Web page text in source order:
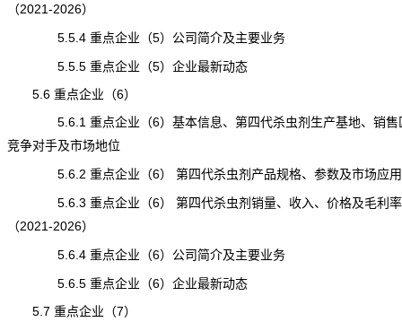
（2021-2026）
5.5.4 重点企业（5）公司简介及主要业务
5.5.5 重点企业（5）企业最新动态
5.6 重点企业（6）
5.6.1 重点企业（6）基本信息、第四代杀虫剂生产基地、销售
竞争对手及市场地位
5.6.2 重点企业（6） 第四代杀虫剂产品规格、参数及市场应用
5.6.3 重点企业（6） 第四代杀虫剂销量、收入、价格及毛利率
（2021-2026）
5.6.4 重点企业（6）公司简介及主要业务
5.6.5 重点企业（6）企业最新动态
5.7 重点企业（7）